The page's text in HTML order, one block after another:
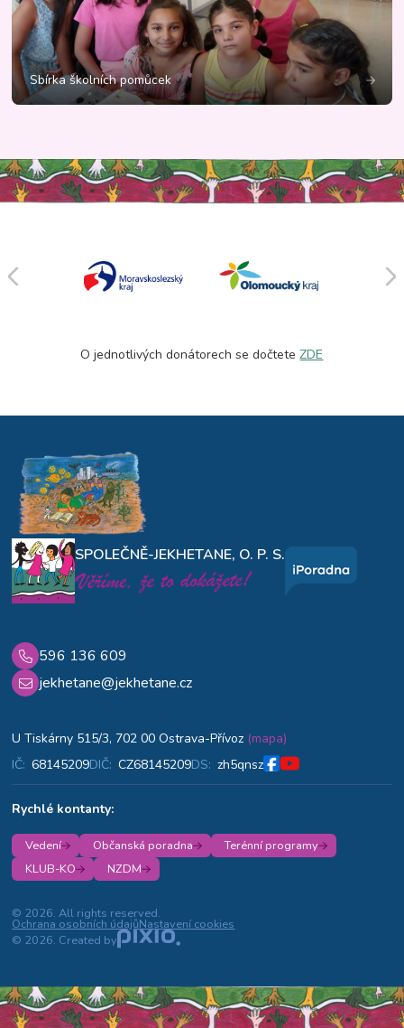
Sbírka školních pomůcek
O jednotlivých donátorech se dočteteZDE
SPOLEČNĚ-JEKHETANE, O. P. S.
596 136 609
jekhetane@jekhetane.cz
U Tiskárny 515/3, 702 00 Ostrava-Přívoz (mapa)
IČ: 68145209DIČ: CZ68145209DS: zh5qnsz
Rychlé kontanty:
Vedení Občanská poradna
Terénní programy
KLUB-KO
NZDM
© 2026. All rights reserved.
Ochrana osobních údajůNastavení cookies
© 2026. Created by